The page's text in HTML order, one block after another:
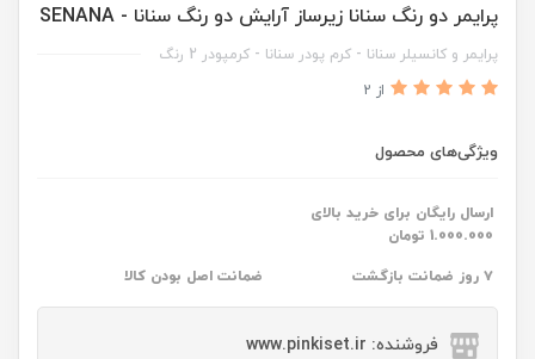
پرایمر دو رنگ سنانا زیرساز آرایش دو رنگ سنانا - SENANA
پرایمر و کانسیلر سنانا - کرم پودر سنانا - کرمپودر 2 رنگ
از 2
ویژگی‌های محصول
ارسال رایگان برای خرید بالای
1.000.000 تومان
۷ روز ضمانت بازگشت ضمانت اصل بودن کالا
فروشنده: www.pinkiset.ir